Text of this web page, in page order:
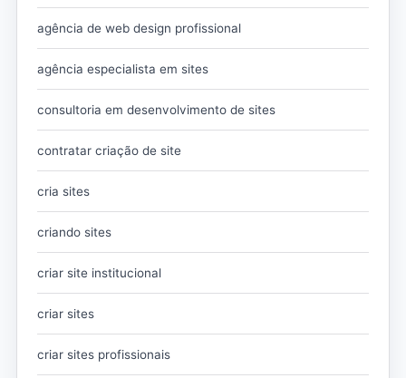
agência de web design profissional
agência especialista em sites
consultoria em desenvolvimento de sites
contratar criação de site
cria sites
criando sites
criar site institucional
criar sites
criar sites profissionais